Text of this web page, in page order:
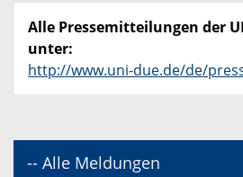
Alle Pressemitteilungen der
unter:
http://www.uni-due.de/de/
-- Alle Meldungen